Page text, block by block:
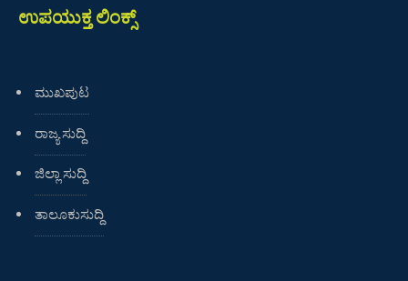
ಉಪಯುಕ್ತ ಲಿಂಕ್ಸ್
ಮುಖಪುಟ
ರಾಜ್ಯ ಸುದ್ದಿ
ಜಿಲ್ಲಾ ಸುದ್ದಿ
ತಾಲೂಕುಸುದ್ದಿ